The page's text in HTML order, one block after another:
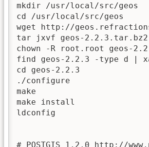
mkdir /usr/local/src/geos
cd /usr/local/src/geos
wget http://
tar jxvf geos-2.2.3.tar.bz2
chown -R root.root geos-
find geos-2.2.3 -type d |
cd geos-2.2.3
./configure
make
make install
ldconfig
# POSTGIS 1.2.0 http://